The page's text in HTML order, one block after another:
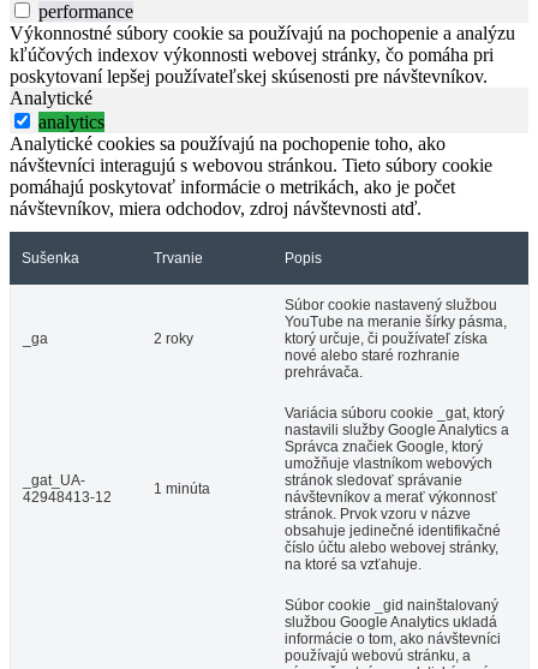
performance
Výkonnostné súbory cookie sa používajú na pochopenie a analýzu
kľúčových indexov výkonnosti webovej stránky, čo pomáha pri
poskytovaní lepšej používateľskej skúsenosti pre návštevníkov.
Analytické
analytics
Analytické cookies sa používajú na pochopenie toho, ako
návštevníci interagujú s webovou stránkou. Tieto súbory cookie
pomáhajú poskytovať informácie o metrikách, ako je počet
návštevníkov, miera odchodov, zdroj návštevnosti atď.
Sušenka Trvanie Popis
_ga 2 roky
Súbor cookie nastavený službou
YouTube na meranie šírky pásma,
ktorý určuje, či používateľ získa
nové alebo staré rozhranie
prehrávača.
_gat_UA-
42948413-12
1 minúta
Variácia súboru cookie _gat, ktorý
nastavili služby Google Analytics a
Správca značiek Google, ktorý
umožňuje vlastníkom webových
stránok sledovať správanie
návštevníkov a merať výkonnosť
stránok. Prvok vzoru v názve
obsahuje jedinečné identifikačné
číslo účtu alebo webovej stránky,
na ktoré sa vzťahuje.
Súbor cookie _gid nainštalovaný
službou Google Analytics ukladá
informácie o tom, ako návštevníci
používajú webovú stránku, a